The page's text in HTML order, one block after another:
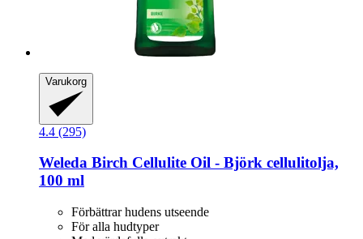
Varukorg
4.4 (295)
Weleda Birch Cellulite Oil -​ Björk cellulitolja,
100 ml
Förbättrar hudens utseende
För alla hudtyper